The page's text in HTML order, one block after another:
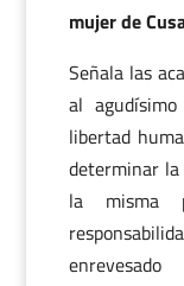
mujer de
Señala las
al
libertad
determinar la
la misma